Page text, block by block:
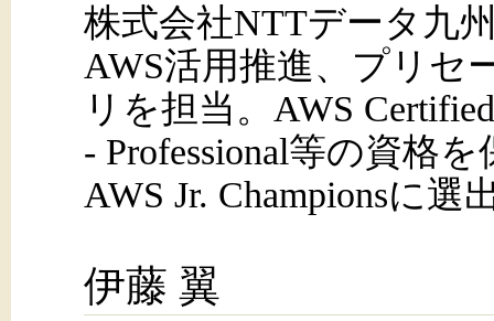
株式会社NTTデータ九
AWS活用推進、プリセ
リを担当。AWS
- Professional等の資格を
AWS Jr. Championsに選
伊藤 翼